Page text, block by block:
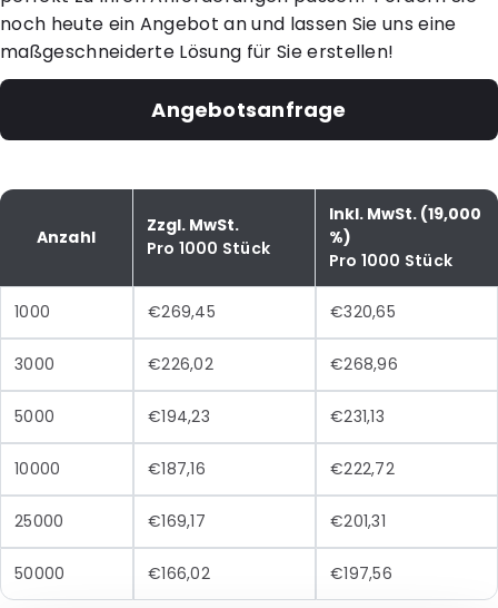
noch heute ein Angebot an und lassen Sie uns eine
maßgeschneiderte Lösung für Sie erstellen!
Angebotsanfrage
Anzahl
Zzgl. MwSt.
Pro 1000 Stück
Inkl. MwSt. (19,000
%)
Pro 1000 Stück
1000 €269,45 €320,65
3000 €226,02 €268,96
5000 €194,23 €231,13
10000 €187,16 €222,72
25000 €169,17 €201,31
50000 €166,02 €197,56